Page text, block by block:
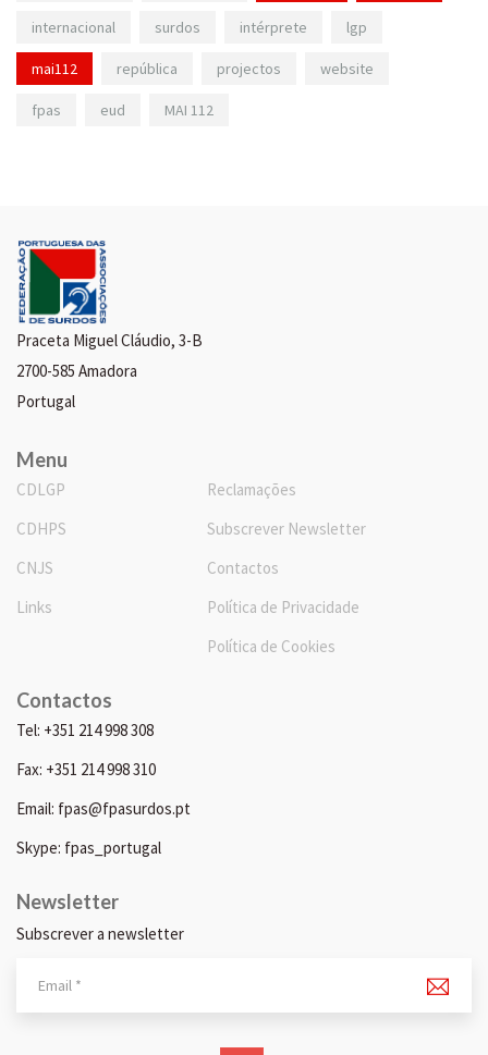
internacional surdos intérprete lgp
mai112 república projectos website
fpas eud MAI 112
Praceta Miguel Cláudio, 3-B
2700-585 Amadora
Portugal
Menu
CDLGP
CDHPS
CNJS
Links
Reclamações
Subscrever Newsletter
Contactos
Política de Privacidade
Política de Cookies
Contactos
Tel: +351 214 998 308
Fax: +351 214 998 310
Email: fpas@fpasurdos.pt
Skype: fpas_portugal
Newsletter
Subscrever a newsletter